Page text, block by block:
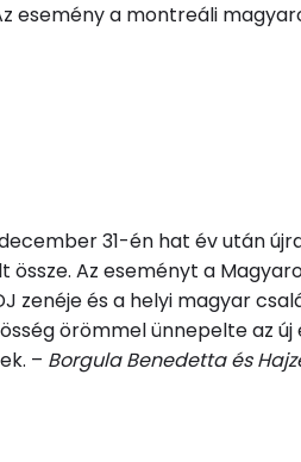
esemény a montreáli
31-én hat év után
össze. Az eseményt a
zenéje és a helyi magyar
örömmel ünnepelte az
– Borgula Benedetta és